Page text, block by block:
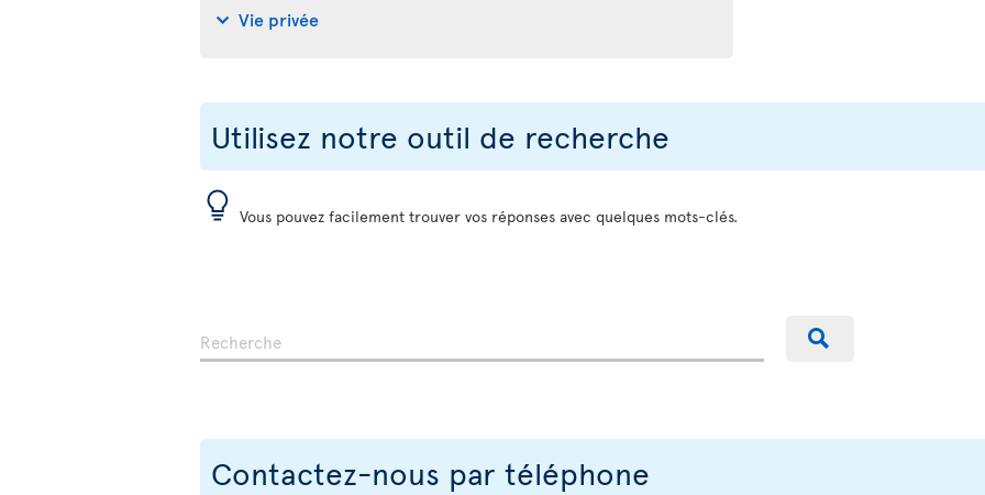
Vie privée
Utilisez notre outil de recherche
Vous pouvez facilement trouver vos réponses avec quelques mots-clés.
Contactez-nous par téléphone